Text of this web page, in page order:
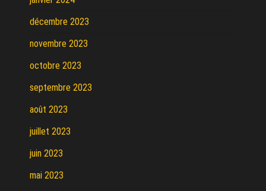
décembre 2023
novembre 2023
octobre 2023
septembre 2023
août 2023
juillet 2023
juin 2023
mai 2023